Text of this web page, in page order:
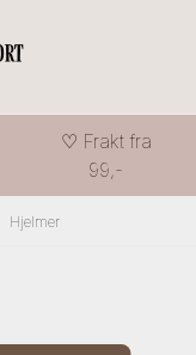
♡ Frakt fra
99,-
Hjelmer